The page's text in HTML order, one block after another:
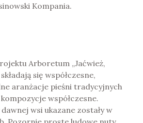
Kompania.
Arboretum „Jaćwież,
się współczesne,
aranżacje pieśni tradycyjnych
współczesne.
wsi ukazane zostały w